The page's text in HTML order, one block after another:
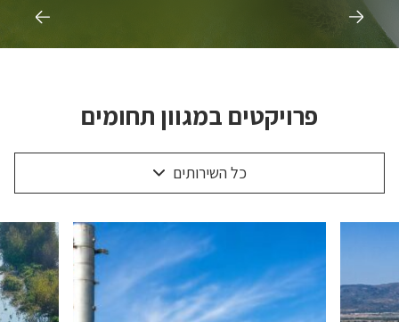
פרויקטים במגוון תחומים
כל השירותים